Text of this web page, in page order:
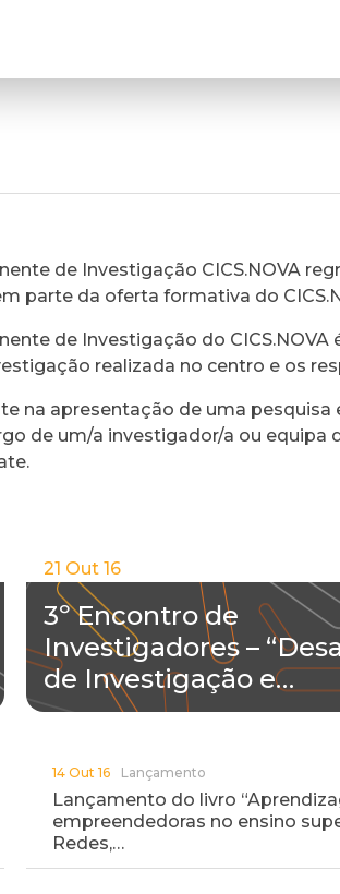
de Investigação CICS.NOVA
parte da oferta formativa do
de Investigação do
realizada no centro e os
na apresentação de uma
de um/a investigador/a ou equipa
21 Out 16
3º Encontro de
Investigadores –
de Investigação e…
14 Out 16 Lançamento
Lançamento do livro
empreendedoras no ensino
Redes,…